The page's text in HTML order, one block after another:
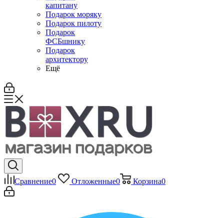
капитану
Подарок моряку
Подарок пилоту
Подарок
ФСБшнику
Подарок
архитектору
Ещё
Сравнение0 Отложенные0 Корзина0